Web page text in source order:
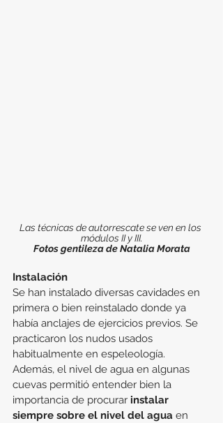
Las técnicas de autorrescate se ven en los
módulos II y III.
Fotos gentileza de Natalia Morata
Instalación
Se han instalado diversas cavidades en
primera o bien reinstalado donde ya
había anclajes de ejercicios previos. Se
practicaron los nudos usados
habitualmente en espeleología.
Además, el nivel de agua en algunas
cuevas permitió entender bien la
importancia de procurar instalar
siempre sobre el nivel del agua en